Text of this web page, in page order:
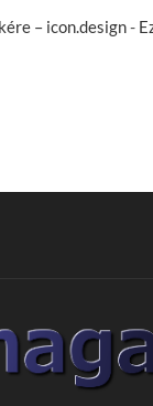
– icon.design-